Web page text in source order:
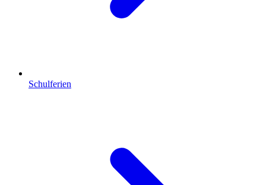
Schulferien